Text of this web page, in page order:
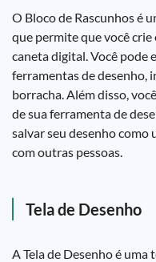
O Bloco de Rascunhos é
que permite que você crie
caneta digital. Você pode
ferramentas de desenho,
borracha. Além disso,
de sua ferramenta de
salvar seu desenho
com outras pessoas.
Tela de Desenho
A Tela de Desenho é uma